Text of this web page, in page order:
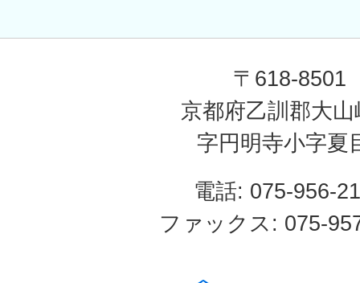
〒618-8501
京都府乙訓郡大山
字円明寺小字夏
電話: 075-956-
ファックス: 075-